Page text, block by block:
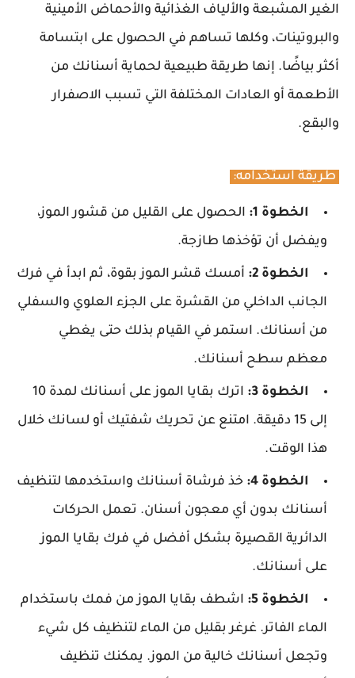
الغير المشبعة والألياف الغذائية والأحماض الأمينية
والبروتينات، وكلها تساهم في الحصول على ابتسامة
أكثر بياضًا. إنها طريقة طبيعية لحماية أسنانك من
الأطعمة أو العادات المختلفة التي تسبب الاصفرار
والبقع.
طريقة استخدامه:
الخطوة 1:
الحصول على القليل من قشور الموز،
ويفضل أن تؤخذها طازجة.
الخطوة 2:
أمسك قشر الموز بقوة، ثم ابدأ في فرك
الجانب الداخلي من القشرة على الجزء العلوي والسفلي
من أسنانك. استمر في القيام بذلك حتى يغطي
معظم سطح أسنانك.
الخطوة 3:
اترك بقايا الموز على أسنانك لمدة 10
إلى 15 دقيقة. امتنع عن تحريك شفتيك أو لسانك خلال
هذا الوقت.
الخطوة 4:
خذ فرشاة أسنانك واستخدمها لتنظيف
أسنانك بدون أي معجون أسنان. تعمل الحركات
الدائرية القصيرة بشكل أفضل في فرك بقايا الموز
على أسنانك.
الخطوة 5:
اشطف بقايا الموز من فمك باستخدام
الماء الفاتر. غرغر بقليل من الماء لتنظيف كل شيء
وتجعل أسنانك خالية من الموز. يمكنك تنظيف